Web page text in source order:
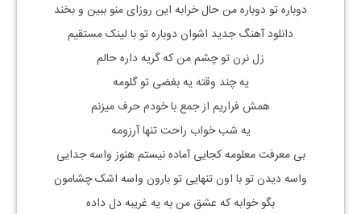
دوباره تو دوباره من حال خرابه این روزای منو ببین و بخند
دانلود آهنگ جدید اشوان دوباره تو با لینک مستقیم
زل نرن تو چشم من که گریه داره حالم
یه چند وقته یه بغضی تو گلومه
همش فراریم از جمع با خودم حرف میزنم
یه شب خواب راحت تنها آرزومه
بی معرفت معلومه کجایی آماده نیستم هنوز واسه جدایی
واسه دیدن تو با اون تنهایی تو بارون واسه اشک چشامون
بگو خوابه که عشق من به یه غریبه دل داده